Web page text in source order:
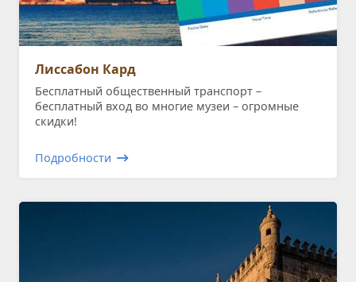
Лиссабон Кард
Бесплатный общественный транспорт –
бесплатный вход во многие музеи – огромные
скидки!
Подробности